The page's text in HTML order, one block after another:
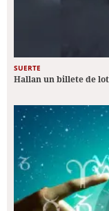
SUERTE
Hallan un billete de